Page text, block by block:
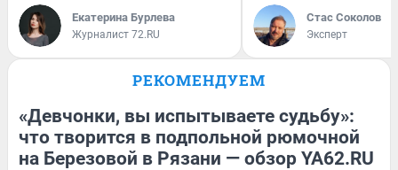
Екатерина Бурлева
Журналист 72.RU
Стас Соколов
Эксперт
РЕКОМЕНДУЕМ
«Девчонки, вы испытываете судьбу»:
что творится в подпольной рюмочной
на Березовой в Рязани — обзор YA62.RU